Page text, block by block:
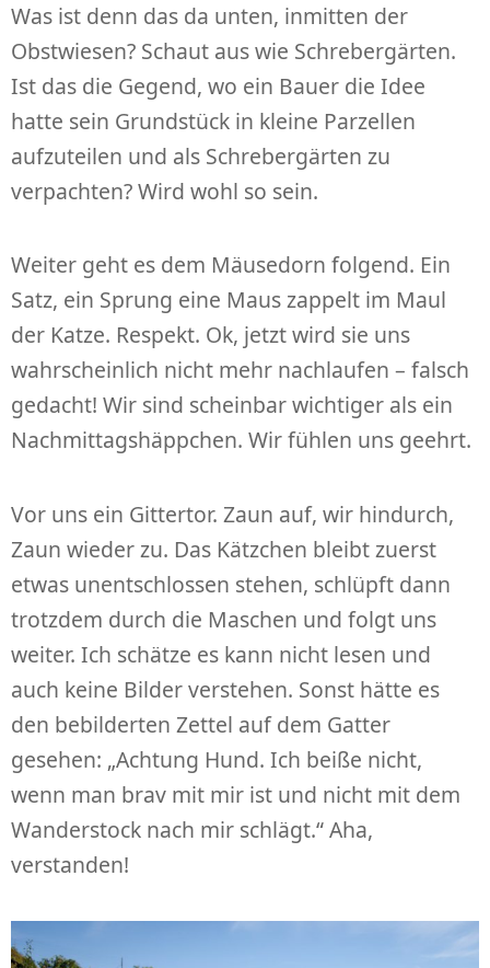
Was ist denn das da unten, inmitten der
Obstwiesen? Schaut aus wie Schrebergärten.
Ist das die Gegend, wo ein Bauer die Idee
hatte sein Grundstück in kleine Parzellen
aufzuteilen und als Schrebergärten zu
verpachten? Wird wohl so sein.
Weiter geht es dem Mäusedorn folgend. Ein
Satz, ein Sprung eine Maus zappelt im Maul
der Katze. Respekt. Ok, jetzt wird sie uns
wahrscheinlich nicht mehr nachlaufen – falsch
gedacht! Wir sind scheinbar wichtiger als ein
Nachmittagshäppchen. Wir fühlen uns geehrt.
Vor uns ein Gittertor. Zaun auf, wir hindurch,
Zaun wieder zu. Das Kätzchen bleibt zuerst
etwas unentschlossen stehen, schlüpft dann
trotzdem durch die Maschen und folgt uns
weiter. Ich schätze es kann nicht lesen und
auch keine Bilder verstehen. Sonst hätte es
den bebilderten Zettel auf dem Gatter
gesehen: „Achtung Hund. Ich beiße nicht,
wenn man brav mit mir ist und nicht mit dem
Wanderstock nach mir schlägt.“ Aha,
verstanden!